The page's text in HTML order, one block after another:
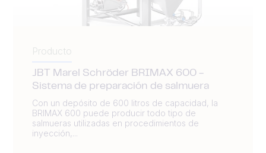
Producto
JBT Marel Schröder BRIMAX 600 -
Sistema de preparación de salmuera
Con un depósito de 600 litros de capacidad, la
BRIMAX 600 puede producir todo tipo de
salmueras utilizadas en procedimientos de
inyección,...